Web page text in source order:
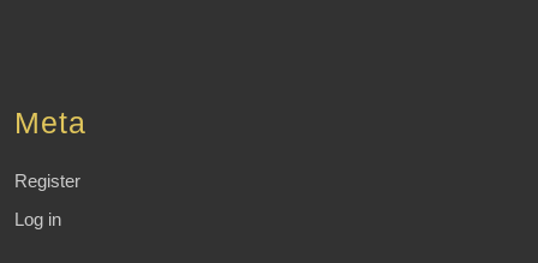
Meta
Register
Log in